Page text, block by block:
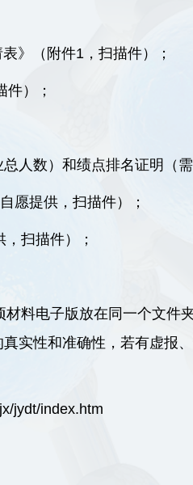
》（附件1，扫描件）；
）；
人数）和绩点排名证明（
愿提供，扫描件）；
扫描件）；
料电子版放在同一个文件
实性和准确性，若有虚报
jydt/index.htm